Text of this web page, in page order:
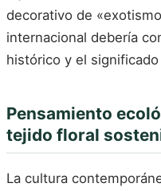
decorativo de
internacional debería
histórico y el
Pensamiento
tejido floral
La cultura